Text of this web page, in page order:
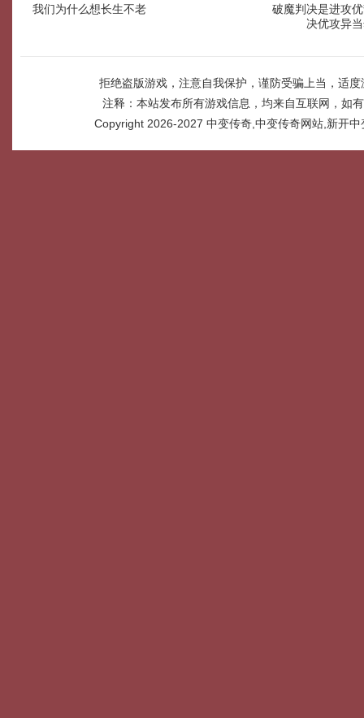
我们为什么想长生不老
破魔判决是进攻
决优攻异
拒绝盗版游戏，注意自我保护，谨防受骗上当，适
注释：本站发布所有游戏信息，均来自互联网，如
Copyright 2026-2027 中变传奇,中变传奇网站,新开